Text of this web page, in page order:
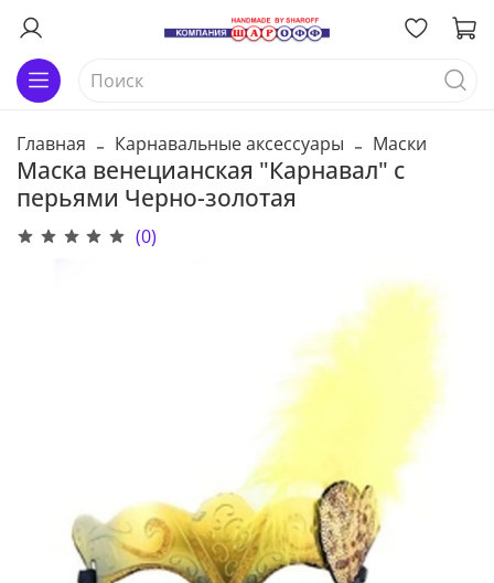
Главная Карнавальные аксессуары Маски
Маска венецианская "Карнавал" с
перьями Черно-золотая
(0)